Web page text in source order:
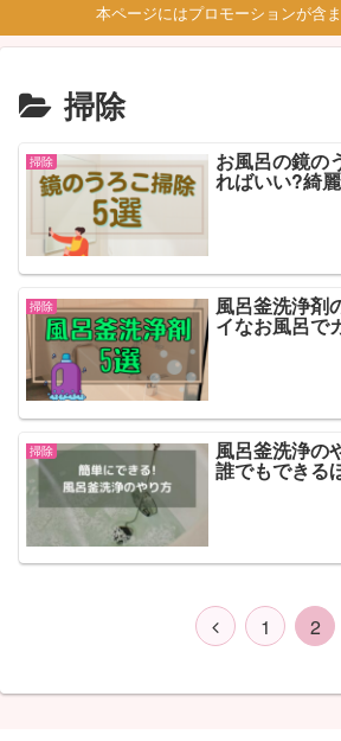
本ページにはプロモーションが含ま
掃除
掃除 お風呂の鏡の
ればいい?綺
掃除 風呂釜洗浄剤
イなお風呂で
掃除 風呂釜洗浄の
誰でもできる
1 2